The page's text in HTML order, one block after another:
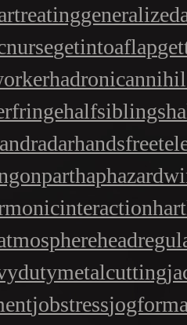
getintoaflap
halfsiblings
jobstress